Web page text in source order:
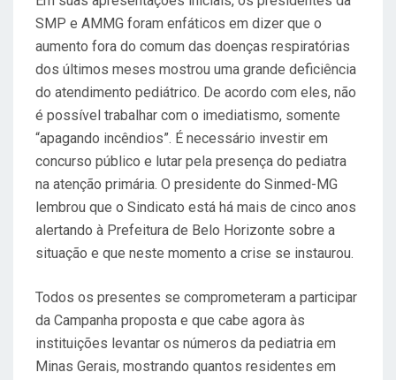
SMP e AMMG foram enfáticos em dizer que o
aumento fora do comum das doenças respiratórias
dos últimos meses mostrou uma grande deficiência
do atendimento pediátrico. De acordo com eles, não
é possível trabalhar com o imediatismo, somente
“apagando incêndios”. É necessário investir em
concurso público e lutar pela presença do pediatra
na atenção primária. O presidente do Sinmed-MG
lembrou que o Sindicato está há mais de cinco anos
alertando à Prefeitura de Belo Horizonte sobre a
situação e que neste momento a crise se instaurou.
Todos os presentes se comprometeram a participar
da Campanha proposta e que cabe agora às
instituições levantar os números da pediatria em
Minas Gerais, mostrando quantos residentes em